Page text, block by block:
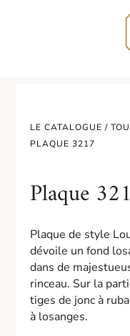
LE CATALOGUE /
PLAQUE 3217
Plaque
Plaque de style
dévoile un fond
dans de
rinceau. Sur la
tiges de jonc à
à losanges.